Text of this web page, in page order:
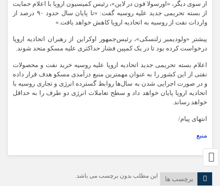
از سوی دیگر، «اورسولا فون در لاین»، رئیس کمیسیون اروپا با اعلام حمایت
از بسته تحریمی جدید علیه روسیه گفت: «تا پایان سال حدود ۹۰ درصد از
واردات نفت از روسیه به اتحادیه اروپا کاهش خواهد یافت.»
پیشتر «ولودیمیر زلنسکی»، رئیس‌جمهور اوکراین از رهبران اتحادیه اروپا
درخواست کرده بود تا در یک کمپین فشار حداکثری علیه مسکو متحد شوند.
اعلام بسته تحریمی جدید اتحادیه اروپا علیه روسیه خرید نفت و محصولات
نفتی از این کشور را به عنوان مهمترین منبع درآمدی مسکو هدف قرار داده
و در صورت اجرایی شدن به سال‌ها روابط گسترده انرژی و تجاری روسیه با
اتحادیه اروپا پایان خواهد داد و سطح تعاملات انرژی دو طرف را به حداقل
خواهد رساند.
انتهای پیام/
منبع
برچسب ها این مطلب بدون برچسب می باشد.